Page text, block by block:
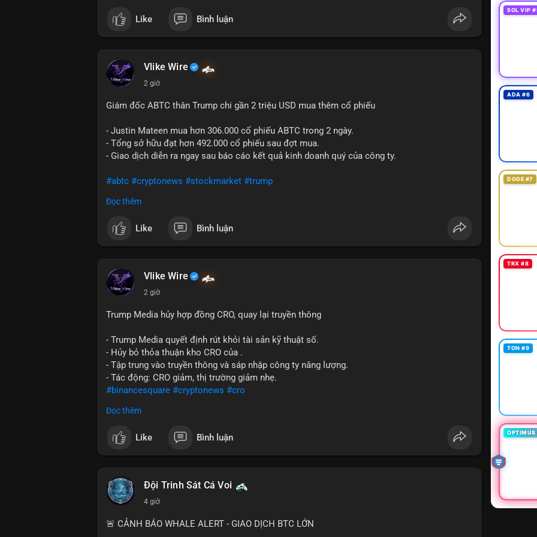
#vlikevn #titanbot
Like Bình luận
Vlike Wire
2 giờ
Giám đốc ABTC thân Trump chi gần 2 triệu USD mua thêm cổ phiếu
- Justin Mateen mua hơn 306.000 cổ phiếu ABTC trong 2 ngày.
- Tổng sở hữu đạt hơn 492.000 cổ phiếu sau đợt mua.
- Giao dịch diễn ra ngay sau báo cáo kết quả kinh doanh quý của công ty.
#abtc #cryptonews #stockmarket #trump
$btc $eth
#vlikevn #titanbot
Đọc thêm
Like Bình luận
Vlike Wire
2 giờ
Trump Media hủy hợp đồng CRO, quay lại truyền thông
- Trump Media quyết định rút khỏi tài sản kỹ thuật số.
- Hủy bỏ thỏa thuận kho CRO của .
- Tập trung vào truyền thông và sáp nhập công ty năng lượng.
- Tác động: CRO giảm, thị trường giảm nhẹ.
#binancesquare #cryptonews #cro
$cro
#vlikevn #titanbot
Đọc thêm
Like Bình luận
Đội Trinh Sát Cá Voi
4 giờ
🚨 CẢNH BÁO WHALE ALERT - GIAO DỊCH BTC LỚN
SOL VIP
ADA #6
DOGE #7
TRX #8
TON #9
OPTIMUS